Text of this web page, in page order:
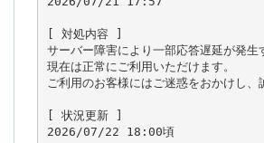
[ 対処内容 ]
サーバー障害により一部応答遅延が発
現在は正常にご利用いただけます。
ご利用のお客様にはご迷惑をおかけし
[ 状況更新 ]
2026/07/22 18:00頃